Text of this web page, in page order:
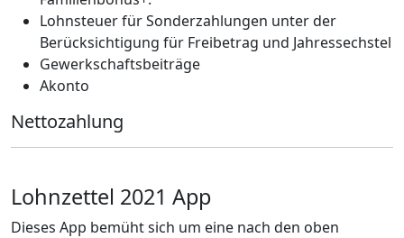
Lohnsteuer für Sonderzahlungen unter der
Berücksichtigung für Freibetrag und Jahressechstel
Gewerkschaftsbeiträge
Akonto
Nettozahlung
Lohnzettel 2021 App
Dieses App bemüht sich um eine nach den oben